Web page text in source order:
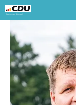
Zum
Inhalt
springen